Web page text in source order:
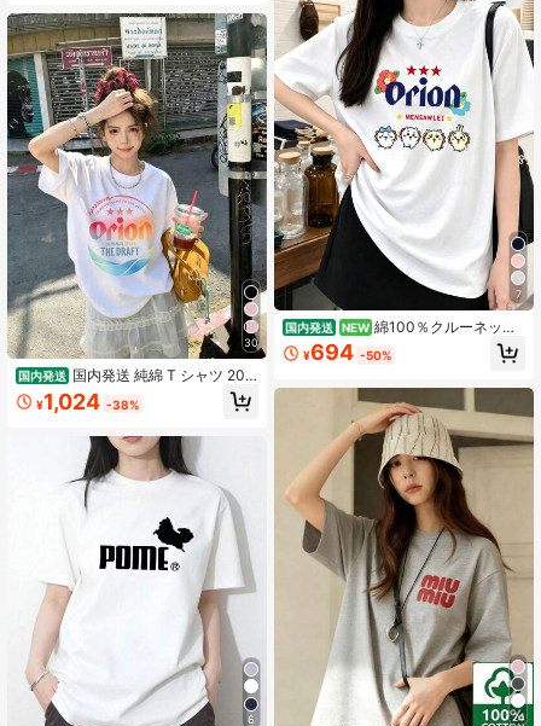
普段使いのストリートウェアに最適
30
国内発送 国内発送 純綿 T シャツ 202
6 夏新作 プリント柄 レディース丸首
半袖 カジュアルコーデ カップル着用
¥1,024 -38%
6
7
国内発送 NEW 綿100％クルーネック
プリント半袖Tシャツ、女性用新作夏
服、スタイリッシュなゆったりカジ
¥694 -50%
24